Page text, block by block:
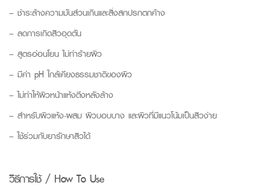
– ชำระล้างความมันส่วนเกินและสิ่งสกปรกตกค้าง
– ลดการเกิดสิวอุดตัน
– สูตรอ่อนโยน ไม่ทำร้ายผิว
– มีค่า pH ใกล้เคียงธรรมชาติของผิว
– ไม่ทำให้ผิวหน้าแห้งตึงหลังล้าง
– สำหรับผิวแห้ง-ผสม ผิวบอบบาง และผิวที่มีแนวโน้มเป็นสิวง่าย
– ใช้ร่วมกับยารักษาสิวได้
วิธีการใช้ / How To Use